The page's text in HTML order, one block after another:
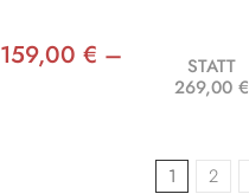
159,00 € –
STATT
269,00 €
1 2